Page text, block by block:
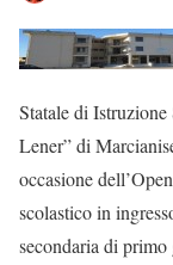
Statale di Istruzione
Lener” di
occasione
scolastico in
secondaria di